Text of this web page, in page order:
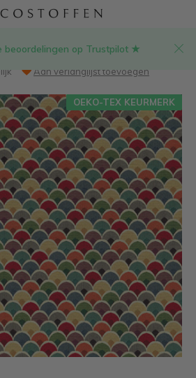
beoordelingen op Trustpilot ★
goud gobelin stof
Aan verlanglijst toevoegen
OEKO-TEX KEURMERK